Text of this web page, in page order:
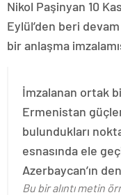
Nikol Paşinyan 10
Eylül’den beri
bir anlaşma
İmzalanan ortak
Ermenistan
bulundukları
esnasında ele
Azerbaycan’ın
Bu bir alıntı metin